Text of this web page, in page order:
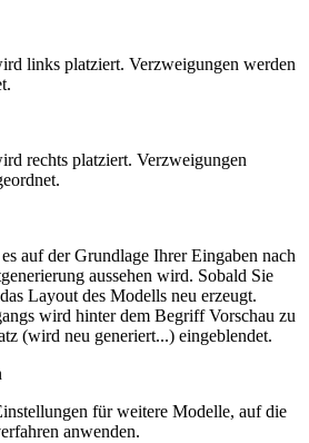
links platziert. Verzweigungen werden
rechts platziert. Verzweigungen
auf der Grundlage Ihrer Eingaben nach
aussehen wird. Sobald Sie
Layout des Modells neu erzeugt.
wird hinter dem BegriffVorschau zu
(wird neu generiert...) eingeblendet.
für weitere Modelle, auf die
anwenden.